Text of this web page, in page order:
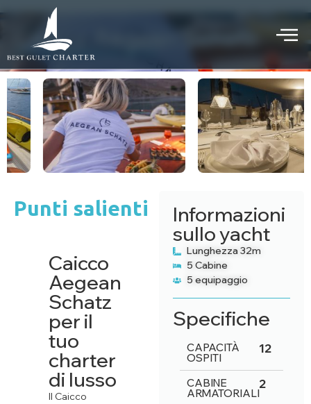
Caicco Aegean Schatz
CROCIERA PRIVATA IN CAICCO
Punti salienti
Caicco
Aegean
Schatz
per il
tuo
charter
di lusso
Il Caicco
Informazioni
sullo yacht
Lunghezza 32m
5 Cabine
5 equipaggio
Specifiche
CAPACITÀ
OSPITI
12
CABINE
ARMATORIALI
2